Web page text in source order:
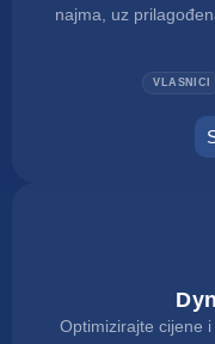
najma, uz
VLASNICI
Optimizirajte cijene